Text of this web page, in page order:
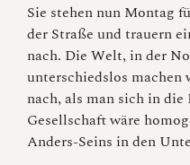
Sie stehen nun Montag
der Straße und trauern
nach. Die Welt, in der
unterschiedslos
nach, als man sich in
Gesellschaft wäre
Anders-Seins in den